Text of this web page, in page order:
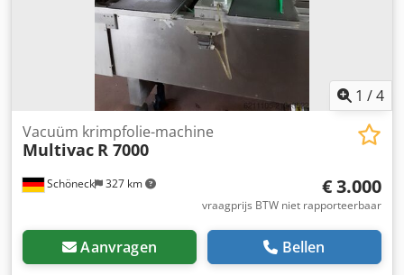
1 /4
Schöneck 327 km
Vacuüm krimpfolie-machine
Multivac R 7000
€ 3.000
vraagprijs BTW niet rapporteerbaar
Aanvragen Bellen